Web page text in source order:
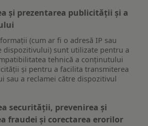
și prezentarea publicității și a
(cum ar fi o adresă IP sau
dispozitivului) sunt utilizate pentru a
tehnică a conținutului
și pentru a facilita transmiterea
sau a reclamei către dispozitivul
securității, prevenirea și
fraudei și corectarea erorilor